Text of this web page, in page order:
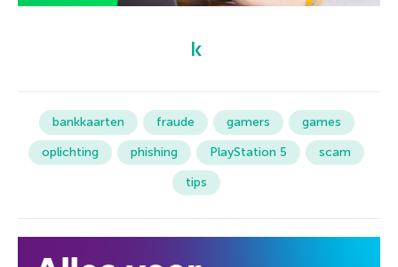
bankkaarten fraude gamers
games
oplichting
phishing PlayStation 5
scam
tips